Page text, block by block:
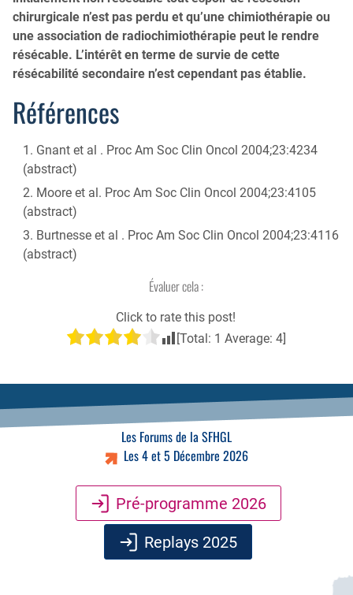
chirurgicale n’est pas perdu et qu’une chimiothérapie ou
une association de radiochimiothérapie peut le rendre
résécable. L’intérêt en terme de survie de cette
résécabilité secondaire n’est cependant pas établie.
Références
Gnant et al . Proc Am Soc Clin Oncol 2004;23:4234
(abstract)
Moore et al. Proc Am Soc Clin Oncol 2004;23:4105
(abstract)
Burtnesse et al . Proc Am Soc Clin Oncol 2004;23:4116
(abstract)
Évaluer cela :
Click to rate this post!
[Total: 1 Average: 4]
Les Forums de la SFHGL
Les 4 et 5 Décembre 2026
Pré-programme 2026
Replays 2025